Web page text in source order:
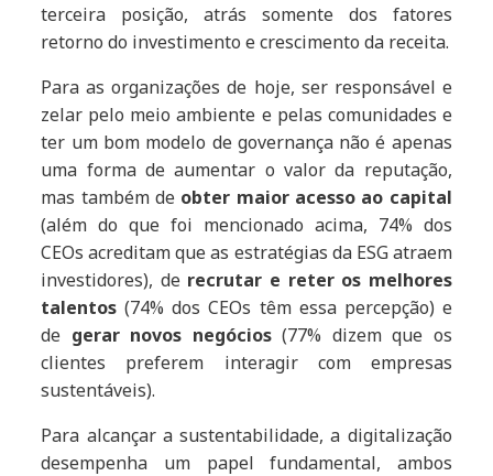
terceira posição, atrás somente dos fatores
retorno do investimento e crescimento da receita.
Para as organizações de hoje, ser responsável e
zelar pelo meio ambiente e pelas comunidades e
ter um bom modelo de governança não é apenas
uma forma de aumentar o valor da reputação,
mas também de obter maior acesso ao capital
(além do que foi mencionado acima, 74% dos
CEOs acreditam que as estratégias da ESG atraem
investidores), de recrutar e reter os melhores
talentos (74% dos CEOs têm essa percepção) e
de gerar novos negócios(77% dizem que os
clientes preferem interagir com empresas
sustentáveis).
Para alcançar a sustentabilidade, a digitalização
desempenha um papel fundamental, ambos